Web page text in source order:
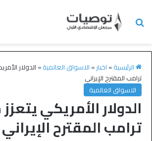
الرئيسية» اخبار» الاسواق العالمية» الدولار
ترامب المقترح الإيراني
الاسواق العالمية
الدولار الأمريكي
ترامب المقترح الإيراني